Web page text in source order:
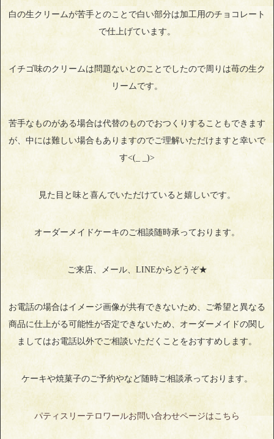
白の生クリームが苦手とのことで白い部分は加工用のチョコレート
で仕上げています。
イチゴ味のクリームは問題ないとのことでしたので周りは苺の生ク
リームです。
苦手なものがある場合は代替のものでおつくりすることもできます
が、中には難しい場合もありますのでご理解いただけますと幸いで
す<(_ _)>
見た目と味と喜んでいただけていると嬉しいです。
オーダーメイドケーキのご相談随時承っております。
ご来店、メール、LINEからどうぞ★
お電話の場合はイメージ画像が共有できないため、ご希望と異なる
商品に仕上がる可能性が否定できないため、オーダーメイドの関し
ましてはお電話以外でご相談いただくことをおすすめします。
ケーキや焼菓子のご予約やなど随時ご相談承っております。
パティスリーテロワールお問い合わせページはこちら